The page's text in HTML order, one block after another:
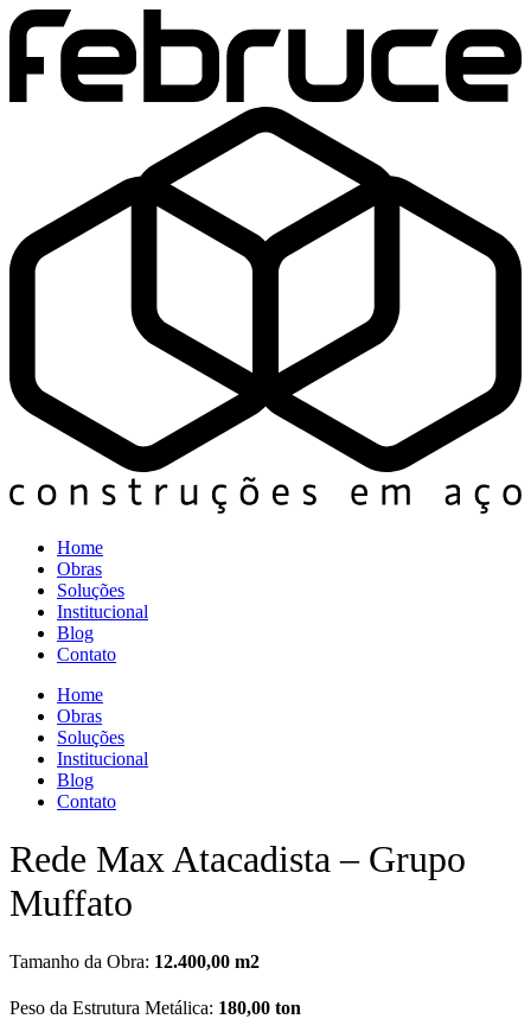
Home
Obras
Soluções
Institucional
Blog
Contato
Home
Obras
Soluções
Institucional
Blog
Contato
Rede Max Atacadista – Grupo
Muffato
Tamanho da Obra: 12.400,00 m2
Peso da Estrutura Metálica: 180,00 ton